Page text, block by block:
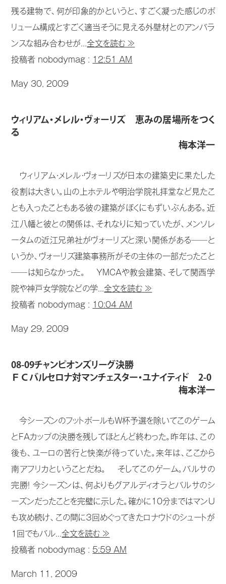
残る建物で、何が印象的かというと、すごく凝った感じのボ
リューム構成とすごく適当そうに見える外壁材とのアンバラ
ンスな組み合わせが...全文を読む ≫
投稿者 nobodymag : 12:51 AM
May 30, 2009
ウィリアム・メレル・ヴォーリズ 恵みの居場所をつく
る
梅本洋一
ウィリアム・メレル・ヴォーリズが日本の建築史に果たした
役割は大きい。山の上ホテルや明治学院礼拝堂など見たこ
とも入ったこともある彼の建築がぼくにもずいぶんある。近
江八幡と彼との関係は、それなりに知っていたが、メンソレ
ータムの近江兄弟社がヴォーリズと深い関係がある──と
いうか、ヴォーリズ建築事務所がその主体の一部だったこと
──は知らなかった。 YMCAや教会建築、そして関西学
院や神戸女学院などの学...全文を読む ≫
投稿者 nobodymag : 10:04 AM
May 29, 2009
08-09チャンピオンズリーグ決勝
ＦＣバルセロナ対マンチェスター・ユナイティド 2-0
梅本洋一
今シーズンのフットボールもＷ杯予選を除いてこのゲーム
とＦＡカップの決勝を残してほとんど終わった。昨年は、この
後も、ユーロの苦行と快楽が待っていた。来年は、ここから
南アフリカということだね。 そしてこのゲーム。バルサの
完勝！ 今シーズンは、何よりもグアルディオラとバルサのシ
ーズンだったことを完璧に示した。確かに10分まではマンU
も攻め続け、この間に３回めぐってきたロナウドのシュートが
１回でもバル...全文を読む ≫
投稿者 nobodymag : 5:59 AM
March 11, 2009